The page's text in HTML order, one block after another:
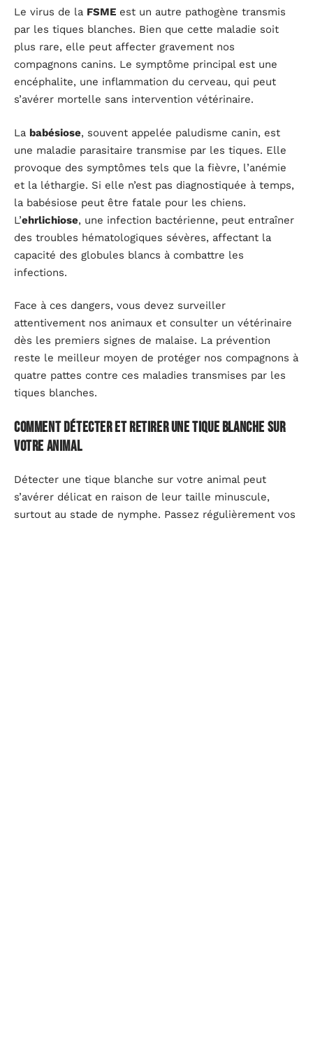
Le virus de la FSME est un autre pathogène transmis
par les tiques blanches. Bien que cette maladie soit
plus rare, elle peut affecter gravement nos
compagnons canins. Le symptôme principal est une
encéphalite, une inflammation du cerveau, qui peut
s’avérer mortelle sans intervention vétérinaire.
La babésiose, souvent appelée paludisme canin, est
une maladie parasitaire transmise par les tiques. Elle
provoque des symptômes tels que la fièvre, l’anémie
et la léthargie. Si elle n’est pas diagnostiquée à temps,
la babésiose peut être fatale pour les chiens.
L’ehrlichiose, une infection bactérienne, peut entraîner
des troubles hématologiques sévères, affectant la
capacité des globules blancs à combattre les
infections.
Face à ces dangers, vous devez surveiller
attentivement nos animaux et consulter un vétérinaire
dès les premiers signes de malaise. La prévention
reste le meilleur moyen de protéger nos compagnons à
quatre pattes contre ces maladies transmises par les
tiques blanches.
Comment détecter et retirer une tique blanche sur
votre animal
Détecter une tique blanche sur votre animal peut
s’avérer délicat en raison de leur taille minuscule,
surtout au stade de nymphe. Passez régulièrement vos